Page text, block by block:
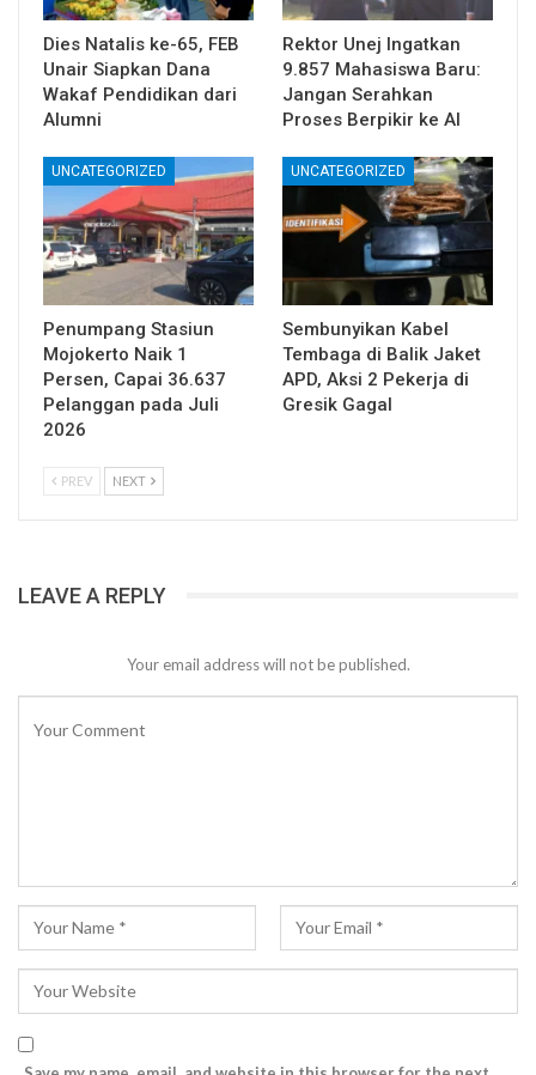
Dies Natalis ke-65, FEB
Unair Siapkan Dana
Wakaf Pendidikan dari
Alumni
Rektor Unej Ingatkan
9.857 Mahasiswa Baru:
Jangan Serahkan
Proses Berpikir ke AI
UNCATEGORIZED
Penumpang Stasiun
Mojokerto Naik 1
Persen, Capai 36.637
Pelanggan pada Juli
2026
UNCATEGORIZED
Sembunyikan Kabel
Tembaga di Balik Jaket
APD, Aksi 2 Pekerja di
Gresik Gagal
PREV NEXT
LEAVE A REPLY
Your email address will not be published.